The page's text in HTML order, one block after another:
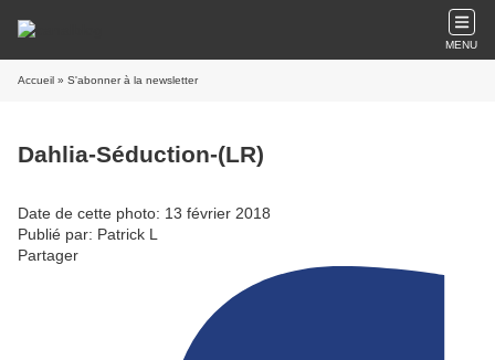
MENU
Accueil » S'abonner à la newsletter
Dahlia-Séduction-(LR)
Date de cette photo: 13 février 2018
Publié par: Patrick L
Partager